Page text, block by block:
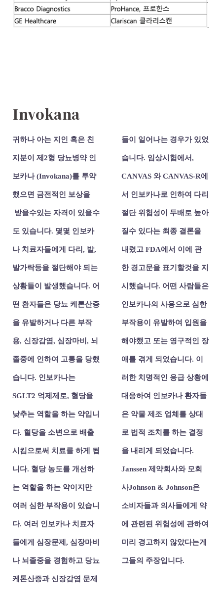
Invokana
귀하나 아는 지인 혹은 친
지분이 제2형 당뇨병약 인
보카나 (Invokana)를 투약
했으면 금전적인 보상을
받을수있는 자격이 있을수
도 있습니다. 몇몇 인보카
나 치료자들에게 다리, 발,
발가락등을 절단해야 되는
상황들이 발생했습니다. 어
떤 환자들은 당뇨 케톤산증
을 유발하거나 다른 부작
용, 신장감염, 심장마비, 뇌
졸중에 인하여 고통을 당했
습니다. 인보카나는
SGLT2 억제제로, 혈당을
낮추는 역할을 하는 약입니
다. 혈당을 소변으로 배출
시킴으로써 치료를 하게 됩
니다. 혈당 농도를 개선하
는 역할을 하는 약이지만
여러 심한 부작용이 있습니
다. 여러 인보카나 치료자
들에게 심장문제, 심장마비
나 뇌졸중을 경험하고 당뇨
케톤산증과 신장감염 문제
들이 일어나는 경우가 있었
습니다. 임상시험에서,
CANVAS 와 CANVAS-R에
서 인보카나로 인하여 다리
절단 위험성이 두배로 높아
질수 있다는 최종 결론을
내렸고 FDA에서 이에 관
한 경고문을 표기할것을 지
시했습니다. 어떤 사람들은
인보카나의 사용으로 심한
부작용이 유발하여 입원을
해야했고 또는 영구적인 장
애를 겪게 되었습니다. 이
러한 치명적인 응급 상황에
대응하여 인보카나 환자들
은 약물 제조 업체를 상대
로 법적 조치를 하는 결정
을 내리게 되었습니다.
Janssen 제약회사와 모회
사Johnson & Johnson은
소비자들과 의사들에게 약
에 관련된 위험성에 관하여
미리 경고하지 않았다는게
그들의 주장입니다.